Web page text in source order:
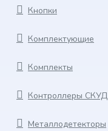
Кнопки
Комплектующие
Комплекты
Контроллеры СКУД
Металлодетекторы